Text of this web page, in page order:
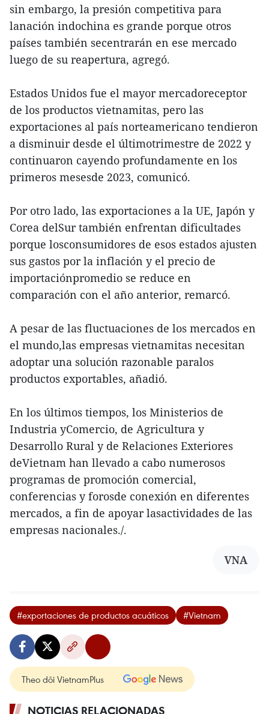
sin embargo, la presión competitiva para
lanación indochina es grande porque otros
países también secentrarán en ese mercado
luego de su reapertura, agregó.
Estados Unidos fue el mayor mercadoreceptor
de los productos vietnamitas, pero las
exportaciones al país norteamericano tendieron
a disminuir desde el últimotrimestre de 2022 y
continuaron cayendo profundamente en los
primeros mesesde 2023, comunicó.
Por otro lado, las exportaciones a la UE, Japón y
Corea delSur también enfrentan dificultades
porque losconsumidores de esos estados ajusten
sus gastos por la inflación y el precio de
importaciónpromedio se reduce en
comparación con el año anterior, remarcó.
A pesar de las fluctuaciones de los mercados en
el mundo,las empresas vietnamitas necesitan
adoptar una solución razonable paralos
productos exportables, añadió.
En los últimos tiempos, los Ministerios de
Industria yComercio, de Agricultura y
Desarrollo Rural y de Relaciones Exteriores
deVietnam han llevado a cabo numerosos
programas de promoción comercial,
conferencias y forosde conexión en diferentes
mercados, a fin de apoyar lasactividades de las
empresas nacionales./.
VNA
#exportaciones de productos acuáticos #Vietnam
Theo dõi VietnamPlus
NOTICIAS RELACIONADAS